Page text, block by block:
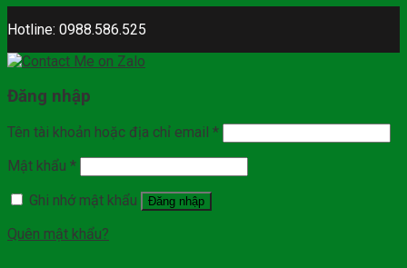
Hotline: 0988.586.525
Đăng nhập
Tên tài khoản hoặc địa chỉ email *
Mật khẩu *
Ghi nhớ mật khẩu
Đăng nhập
Quên mật khẩu?